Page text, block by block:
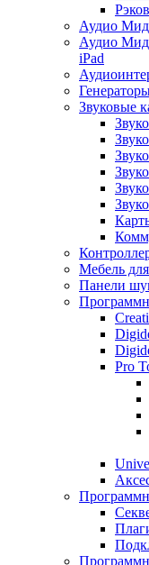
Аудио
Аудио
iPad
Звуковые
Мебель
Панели
Pro